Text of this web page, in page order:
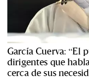
García Cuerva: “El
dirigentes que
cerca de sus